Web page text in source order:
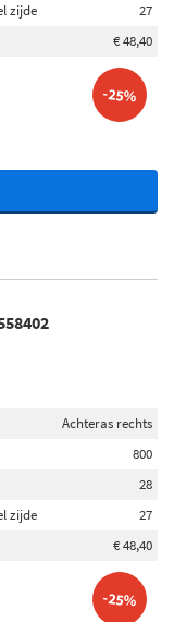
zijde
27
€ 48,40
-25%
Achteras rechts
800
28
zijde
27
€ 48,40
-25%